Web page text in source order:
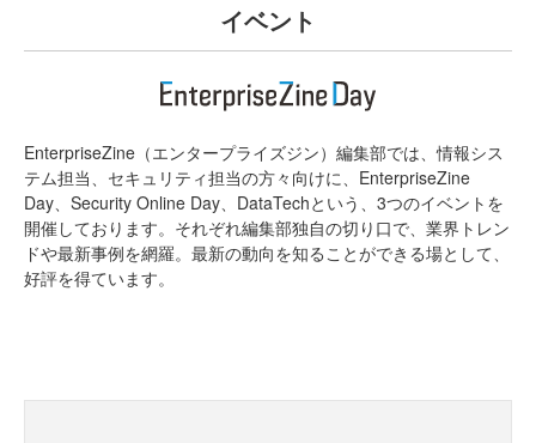
イベント
EnterpriseZine（エンタープライズジン）編集部では、情報シス
テム担当、セキュリティ担当の方々向けに、EnterpriseZine
Day、Security Online Day、DataTechという、3つのイベントを
開催しております。それぞれ編集部独自の切り口で、業界トレン
ドや最新事例を網羅。最新の動向を知ることができる場として、
好評を得ています。